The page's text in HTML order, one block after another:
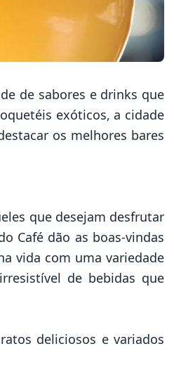
de sabores e drinks que
exóticos, a cidade
os melhores bares
que desejam desfrutar
Café dão as boas-vindas
vida com uma variedade
de bebidas que
deliciosos e variados